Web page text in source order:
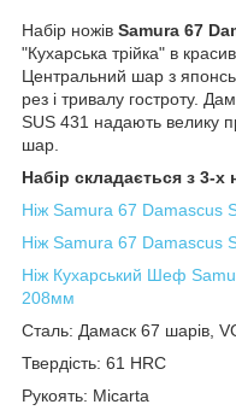
Набір ножів Samura 67
"Кухарська трійка" в
Центральний шар з
рез і тривалу гостроту.
SUS 431 надають велику
шар.
Набір складається з 3-х
Ніж Samura 67 Damascus
Ніж Samura 67 Damascus
Ніж Кухарський Шеф
208мм
Сталь: Дамаск 67 шарів,
Твердість: 61 HRC
Рукоять: Micarta